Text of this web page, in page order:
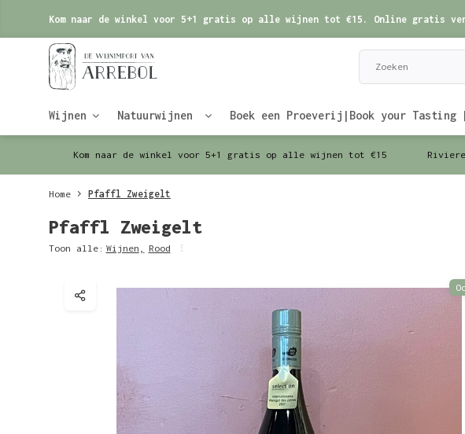
Kom naar de winkel voor 5+1 gratis op alle wijnen tot €15. Online gratis
Wijnen Natuurwijnen Boek een Proeverij|Book your Tasting
Kom naar de winkel voor 5+1 gratis op alle wijnen tot €15
Home Pfaffl Zweigelt
Pfaffl Zweigelt
Toon alle: Wijnen , Rood